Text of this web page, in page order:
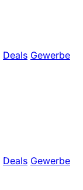
Deals Gewerbe
Deals Gewerbe